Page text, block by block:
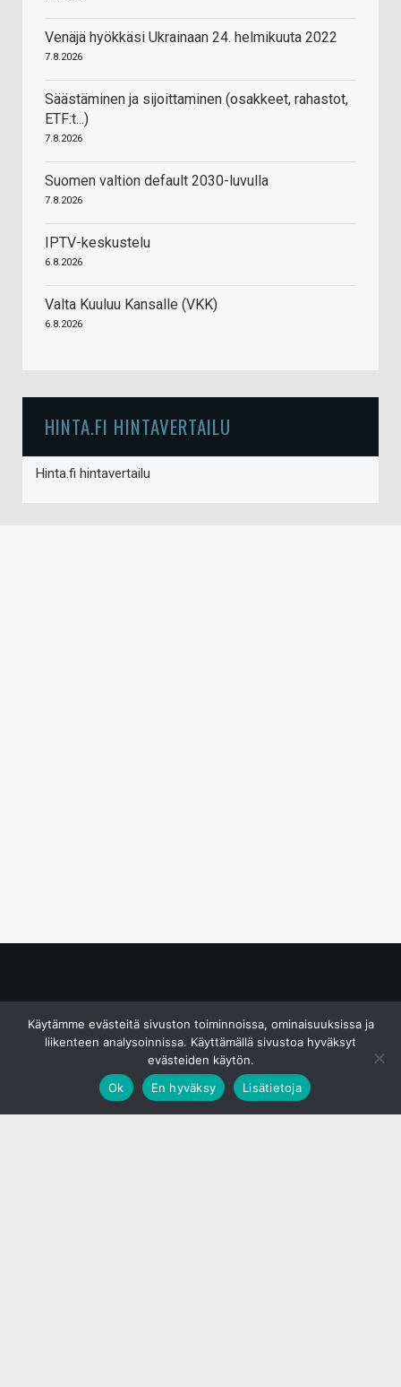
Venäjä hyökkäsi Ukrainaan 24. helmikuuta 2022
7.8.2026
Säästäminen ja sijoittaminen (osakkeet, rahastot,
ETF:t...)
7.8.2026
Suomen valtion default 2030-luvulla
7.8.2026
IPTV-keskustelu
6.8.2026
Valta Kuuluu Kansalle (VKK)
6.8.2026
HINTA.FI HINTAVERTAILU
Hinta.fi hintavertailu
Käytämme evästeitä sivuston toiminnoissa, ominaisuuksissa ja
liikenteen analysoinnissa. Käyttämällä sivustoa hyväksyt
evästeiden käytön.
Ok
En hyväksy Lisätietoja